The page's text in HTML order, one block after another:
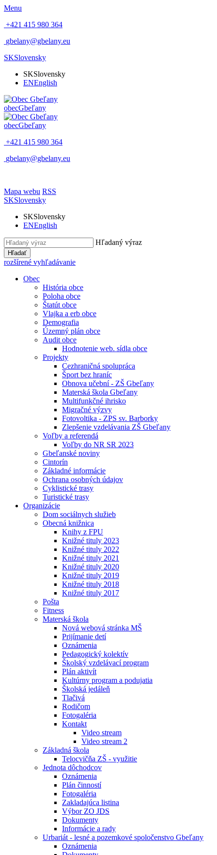
Menu
+421 415 980 364
gbelany@gbelany.eu
SKSlovensky
SKSlovensky
ENEnglish
obecGbeľany
obecGbeľany
+421 415 980 364
gbelany@gbelany.eu
Mapa webu RSS
SKSlovensky
SKSlovensky
ENEnglish
Hľadaný výraz
Hľadať
rozšírené vyhľadávanie
Obec
História obce
Poloha obce
Štatút obce
Vlajka a erb obce
Demografia
Územný plán obce
Audit obce
Hodnotenie web. sídla obce
Projekty
Cezhraničná spolupráca
Šport bez hraníc
Obnova učební - ZŠ Gbeľany
Materská škola Gbeľany
Multifunkčné ihrisko
Migračné výzvy
Fotovoltika - ZPS sv. Barborky
Zlepšenie vzdelávania ZŠ Gbeľany
Voľby a referendá
Voľby do NR SR 2023
Gbeľanské noviny
Cintorín
Základné informácie
Ochrana osobných údajov
Cyklistické trasy
Turistické trasy
Organizácie
Dom sociálnych služieb
Obecná knižnica
Knihy z FPU
Knižné tituly 2023
Knižné tituly 2022
Knižné tituly 2021
Knižné tituly 2020
Knižné tituly 2019
Knižné tituly 2018
Knižné tituly 2017
Pošta
Fitness
Materská škola
Nová webová stránka MŠ
Prijímanie detí
Oznámenia
Pedagogický kolektív
Školský vzdelávací program
Plán aktivít
Kultúrny program a podujatia
Školská jedáleň
Tlačivá
Rodičom
Fotogaléria
Kontakt
Video stream
Video stream 2
Základná škola
Telocvičňa ZŠ - využitie
Jednota dôchodcov
Oznámenia
Plán činností
Fotogaléria
Zakladajúca listina
Výbor ZO JDS
Dokumenty
Informácie a rady
Urbariát - lesné a pozemkové spoločenstvo Gbeľany
Oznámenia